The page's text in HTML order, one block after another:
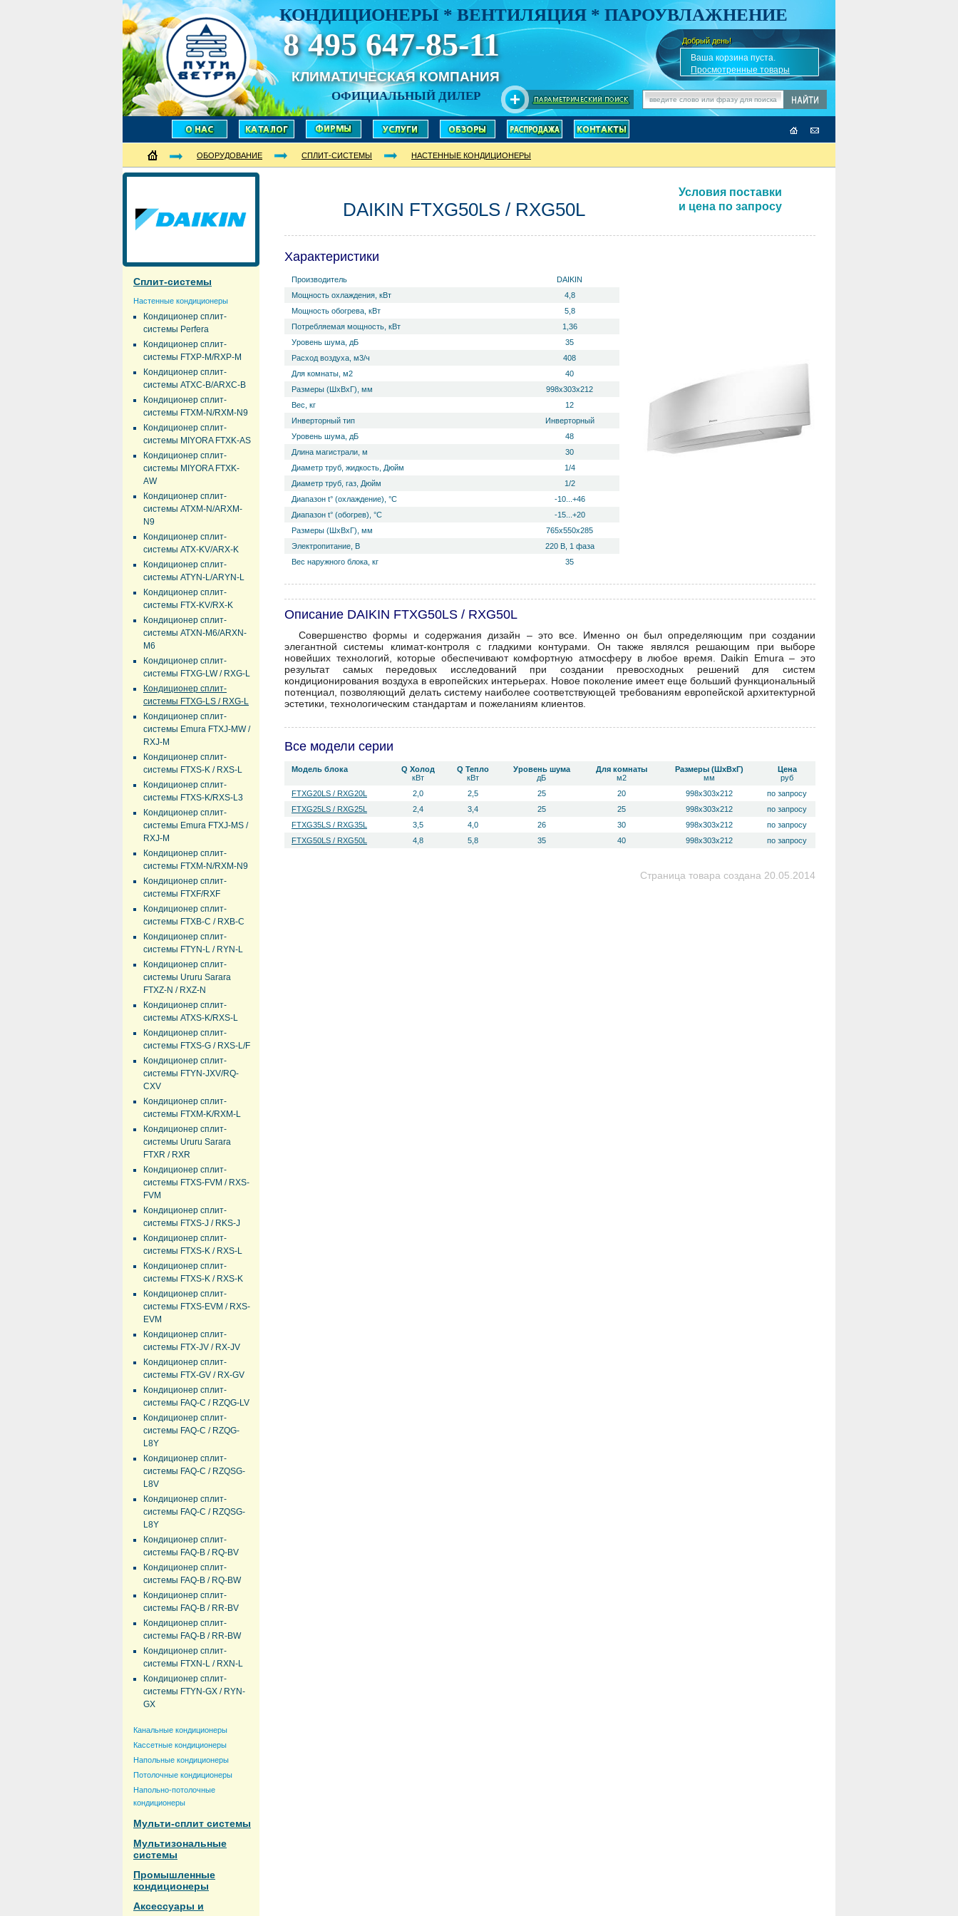
КОНДИЦИОНЕРЫ * ВЕНТИЛЯЦИЯ * ПАРОУВЛАЖНЕНИЕ
8 495 647-85-11
КЛИМАТИЧЕСКАЯ КОМПАНИЯ
ОФИЦИАЛЬНЫЙ ДИЛЕР
Добрый день!
✎Ваша корзина пуста.
Просмотренные товары
ОБОРУДОВАНИЕ СПЛИТ-СИСТЕМЫ НАСТЕННЫЕ КОНДИЦИОНЕРЫ
Сплит-системы
Настенные кондиционеры
Кондиционер сплит-
системы Perfera
Кондиционер сплит-
системы FTXP-M/RXP-M
Кондиционер сплит-
системы ATXC-B/ARXC-B
Кондиционер сплит-
системы FTXM-N/RXM-N9
Кондиционер сплит-
системы MIYORA FTXK-AS
Кондиционер сплит-
системы MIYORA FTXK-
AW
Кондиционер сплит-
системы ATXM-N/ARXM-
N9
Кондиционер сплит-
системы ATX-KV/ARX-K
Кондиционер сплит-
системы ATYN-L/ARYN-L
Кондиционер сплит-
системы FTX-KV/RX-K
Кондиционер сплит-
системы ATXN-M6/ARXN-
M6
Кондиционер сплит-
системы FTXG-LW / RXG-L
Кондиционер сплит-
системы FTXG-LS / RXG-L
Кондиционер сплит-
системы Emura FTXJ-MW /
RXJ-M
Кондиционер сплит-
системы FTXS-K / RXS-L
Кондиционер сплит-
системы FTXS-K/RXS-L3
Кондиционер сплит-
системы Emura FTXJ-MS /
RXJ-M
Кондиционер сплит-
системы FTXM-N/RXM-N9
Кондиционер сплит-
системы FTXF/RXF
Кондиционер сплит-
системы FTXB-C / RXB-C
Кондиционер сплит-
системы FTYN-L / RYN-L
Кондиционер сплит-
системы Ururu Sarara
FTXZ-N / RXZ-N
Кондиционер сплит-
системы ATXS-K/RXS-L
Кондиционер сплит-
системы FTXS-G / RXS-L/F
Кондиционер сплит-
системы FTYN-JXV/RQ-
CXV
Кондиционер сплит-
системы FTXM-K/RXM-L
Кондиционер сплит-
системы Ururu Sarara
FTXR / RXR
Кондиционер сплит-
системы FTXS-FVM / RXS-
FVM
Кондиционер сплит-
системы FTXS-J / RKS-J
Кондиционер сплит-
системы FTXS-K / RXS-L
Кондиционер сплит-
системы FTXS-K / RXS-K
Кондиционер сплит-
системы FTXS-EVM / RXS-
EVM
Кондиционер сплит-
системы FTX-JV / RX-JV
Кондиционер сплит-
системы FTX-GV / RX-GV
Кондиционер сплит-
системы FAQ-C / RZQG-LV
Кондиционер сплит-
системы FAQ-C / RZQG-
L8Y
Кондиционер сплит-
системы FAQ-C / RZQSG-
L8V
Кондиционер сплит-
системы FAQ-C / RZQSG-
L8Y
Кондиционер сплит-
системы FAQ-B / RQ-BV
Кондиционер сплит-
системы FAQ-B / RQ-BW
Кондиционер сплит-
системы FAQ-B / RR-BV
Кондиционер сплит-
системы FAQ-B / RR-BW
Кондиционер сплит-
системы FTXN-L / RXN-L
Кондиционер сплит-
системы FTYN-GX / RYN-
GX
Канальные кондиционеры
Кассетные кондиционеры
Напольные кондиционеры
Потолочные кондиционеры
Напольно-потолочные
кондиционеры
Мульти-сплит системы
Мультизональные
системы
Промышленные
кондиционеры
Аксессуары и
DAIKIN FTXG50LS / RXG50L
Условия поставки
и цена по запросу
Характеристики
Производитель
DAIKIN
Мощность охлаждения, кВт
4,8
Мощность обогрева, кВт
5,8
Потребляемая мощность, кВт
1,36
Уровень ш­ума, дБ
35
Расход воздуха, м3/ч
408
Для комнаты, м2
40
Размеры (ШхВхГ), мм
998х303х212
Вес, кг
12
Инверторный тип
Инверторный
Уровень ш­ума, дБ
48
Длина магистрали, м
30
Диаметр труб, жидкость, Дюйм
1/4
Диаметр труб, газ, Дюйм
1/2
Диапазон t° (охлаждение), °С
-10...+46
Диапазон t° (обогрев), °С
-15...+20
Размеры (ШхВхГ), мм
765х550х285
Электропитание, В
220 В, 1 фаза
Вес наружного блока, кг
35
Описание DAIKIN FTXG50LS / RXG50L
Совершенство формы и содержания дизайн – это все. Именно он был определяющим при создании
элегантной системы климат-контроля с гладкими контурами. Он также являлся решающим при выборе
новейших технологий, которые обеспечивают комфортную атмосферу в любое время. Daikin Emura – это
результат самых передовых исследований при создании превосходных решений для систем
кондиционирования воздуха в европейских интерьерах. Новое поколение имеет еще больший функциональный
потенциал, позволяющий делать систему наиболее соответствующей требованиям европейской архитектурной
эстетики, технологическим стандартам и пожеланиям клиентов.
Все модели серии
Модель блока
Q Холод
кВт
Q Тепло
кВт
Уровень ш­ума
дБ
Для комнаты
м2
Размеры (ШхВхГ)
мм
Цена
руб
FTXG20LS / RXG20L
2,0 2,5 25 20 998х303х212
по запросу
FTXG25LS / RXG25L
2,4 3,4 25 25 998х303х212
по запросу
FTXG35LS / RXG35L
3,5 4,0 26 30 998х303х212
по запросу
FTXG50LS / RXG50L
4,8 5,8 35 40 998х303х212 по запросу
Страница товара создана 20.05.2014